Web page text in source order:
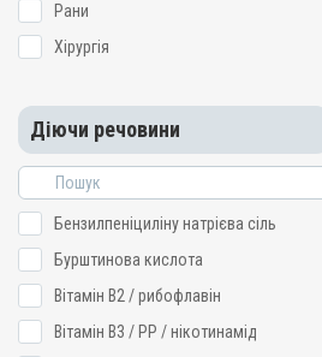
Рани
Хірургія
Діючи речовини
Бензилпеніциліну натрієва сіль
Бурштинова кислота
Вітамін B2 / рибофлавін
Вітамін B3 / PP / нікотинамід